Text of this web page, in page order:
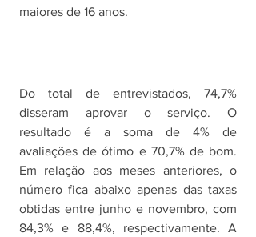
maiores de 16 anos.
Do total de entrevistados, 74,7%
disseram aprovar o serviço. O
resultado é a soma de 4% de
avaliações de ótimo e 70,7% de bom.
Em relação aos meses anteriores, o
número fica abaixo apenas das taxas
obtidas entre junho e novembro, com
84,3% e 88,4%, respectivamente. A